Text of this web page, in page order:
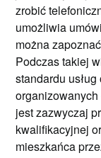
zrobić
umożliwia
można
Podczas takiej
standardu
jest zazwyczaj
kwalifikacyjnej
mieszkańca